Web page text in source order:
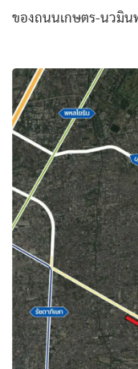
ของถนนเกษตร-นวมิน